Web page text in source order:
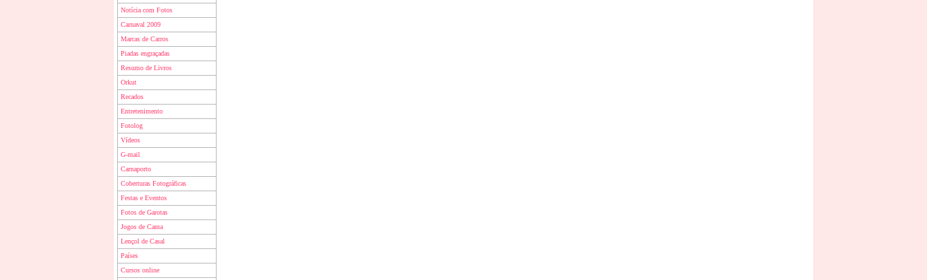
Notícia com Fotos
Carnaval 2009
Marcas de Carros
Piadas engraçadas
Resumo de Livros
Orkut
Recados
Entretenimento
Fotolog
Vídeos
G-mail
Carnaporto
Coberturas Fotográficas
Festas e Eventos
Fotos de Garotas
Jogos de Cama
Lençol de Casal
Países
Cursos online